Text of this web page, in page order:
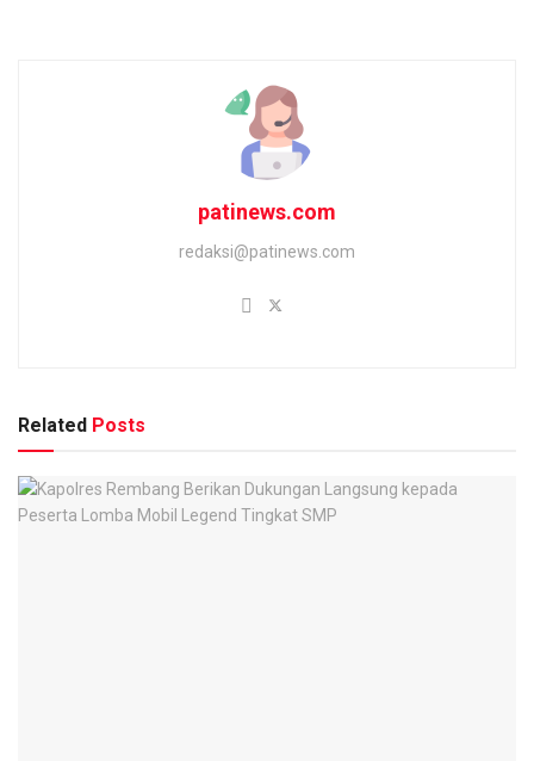
patinews.com
redaksi@patinews.com
Related Posts